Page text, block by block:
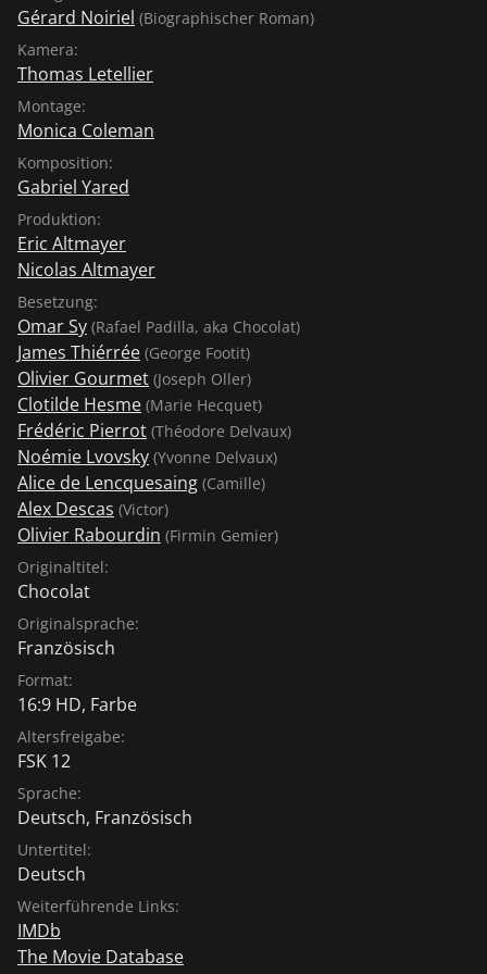
Gérard Noiriel (Biographischer Roman)
Kamera:
Thomas Letellier
Montage:
Monica Coleman
Komposition:
Gabriel Yared
Produktion:
Eric Altmayer
Nicolas Altmayer
Besetzung:
Omar Sy (Rafael Padilla, aka Chocolat)
James Thiérrée (George Footit)
Olivier Gourmet (Joseph Oller)
Clotilde Hesme (Marie Hecquet)
Frédéric Pierrot (Théodore Delvaux)
Noémie Lvovsky (Yvonne Delvaux)
Alice de Lencquesaing (Camille)
Alex Descas (Victor)
Olivier Rabourdin (Firmin Gemier)
Originaltitel:
Chocolat
Originalsprache:
Französisch
Format:
16:9 HD, Farbe
Altersfreigabe:
FSK 12
Sprache:
Deutsch, Französisch
Untertitel:
Deutsch
Weiterführende Links:
IMDb
The Movie Database